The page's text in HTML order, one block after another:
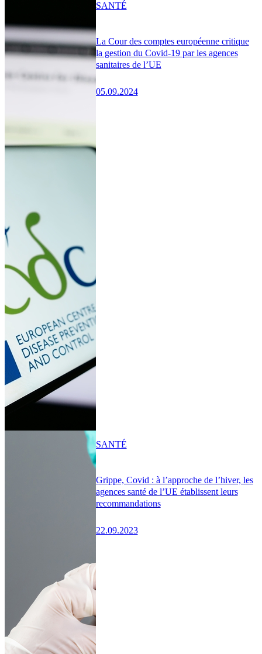
La Cour des comptes européenne critique
la gestion du Covid-19 par les agences
sanitaires de l’UE
05.09.2024
SANTÉ
Grippe, Covid : à l’approche de l’hiver, les
agences santé de l’UE établissent leurs
recommandations
22.09.2023
SANTÉ